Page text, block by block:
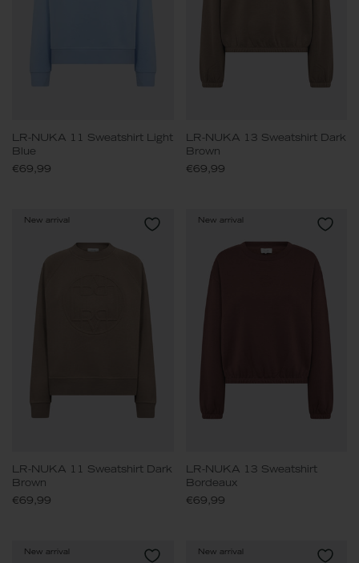
LR-NUKA 11 Sweatshirt Light
Blue
€69,99
LR-NUKA 13 Sweatshirt Dark
Brown
€69,99
New arrival
LR-NUKA 11 Sweatshirt Dark
Brown
€69,99
New arrival
LR-NUKA 13 Sweatshirt
Bordeaux
€69,99
New arrival New arrival